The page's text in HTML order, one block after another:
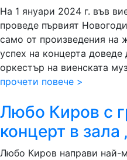
На 1 януари 2024 г. във
проведе първият
само от произведения на
успех на концерта
оркестър на виенската
прочети повече >
Любо Киров с
концерт в
Любо Киров направи най-